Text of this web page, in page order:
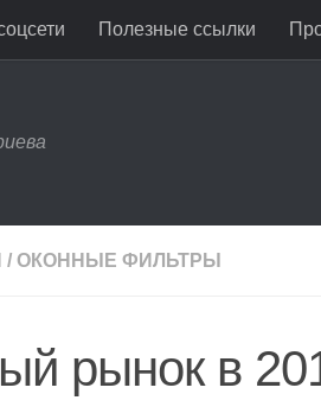
Полезные ссылки
/ ОКОННЫЕ ФИЛЬТРЫ
рынок в